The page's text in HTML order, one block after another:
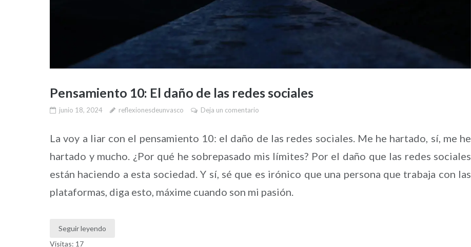
Pensamiento 10: El daño de las redes sociales
junio 18, 2024 reflexionesdeunvasco Deja un comentario
La voy a liar con el pensamiento 10: el daño de las redes sociales. Me he hartado, sí, me he
hartado y mucho. ¿Por qué he sobrepasado mis límites? Por el daño que las redes sociales
están haciendo a esta sociedad. Y sí, sé que es irónico que una persona que trabaja con las
plataformas, diga esto, máxime cuando son mi pasión.
Seguir leyendo
Visitas: 17